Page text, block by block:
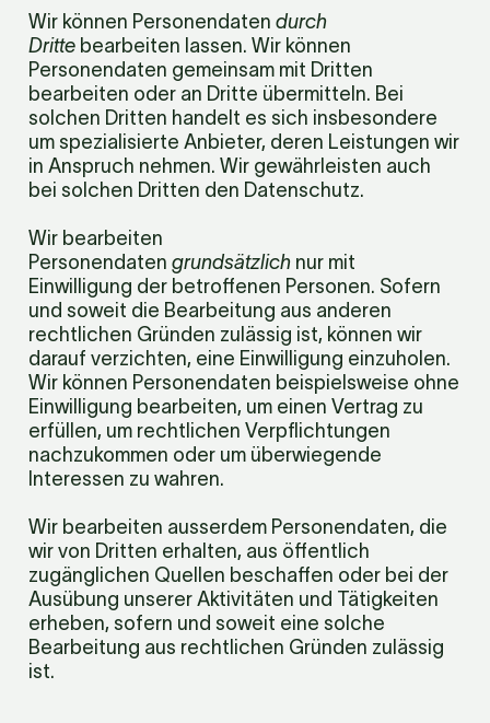
Wir können Personendaten durch
Dritte bearbeiten lassen. Wir können
Personendaten gemeinsam mit Dritten
bearbeiten oder an Dritte übermitteln. Bei
solchen Dritten handelt es sich insbesondere
um spezialisierte Anbieter, deren Leistungen wir
in Anspruch nehmen. Wir gewährleisten auch
bei solchen Dritten den Datenschutz.
Wir bearbeiten
Personendaten grundsätzlich nur mit
Einwilligung der betroffenen Personen. Sofern
und soweit die Bearbeitung aus anderen
rechtlichen Gründen zulässig ist, können wir
darauf verzichten, eine Einwilligung einzuholen.
Wir können Personendaten beispielsweise ohne
Einwilligung bearbeiten, um einen Vertrag zu
erfüllen, um rechtlichen Verpflichtungen
nachzukommen oder um überwiegende
Interessen zu wahren.
Wir bearbeiten ausserdem Personendaten, die
wir von Dritten erhalten, aus öffentlich
zugänglichen Quellen beschaffen oder bei der
Ausübung unserer Aktivitäten und Tätigkeiten
erheben, sofern und soweit eine solche
Bearbeitung aus rechtlichen Gründen zulässig
ist.